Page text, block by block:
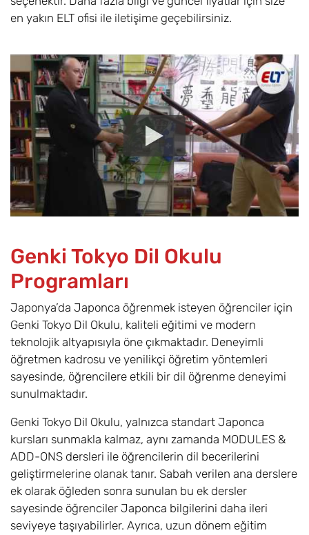
en yakın ELT ofisi ile iletişime geçebilirsiniz.
Genki Tokyo Dil Okulu
Programları
Japonya’da Japonca öğrenmek isteyen öğrenciler için
Genki Tokyo Dil Okulu, kaliteli eğitimi ve modern
teknolojik altyapısıyla öne çıkmaktadır. Deneyimli
öğretmen kadrosu ve yenilikçi öğretim yöntemleri
sayesinde, öğrencilere etkili bir dil öğrenme deneyimi
sunulmaktadır.
Genki Tokyo Dil Okulu, yalnızca standart Japonca
kursları sunmakla kalmaz, aynı zamanda MODULES &
ADD-ONS dersleri ile öğrencilerin dil becerilerini
geliştirmelerine olanak tanır. Sabah verilen ana derslere
ek olarak öğleden sonra sunulan bu ek dersler
sayesinde öğrenciler Japonca bilgilerini daha ileri
seviyeye taşıyabilirler. Ayrıca, uzun dönem eğitim